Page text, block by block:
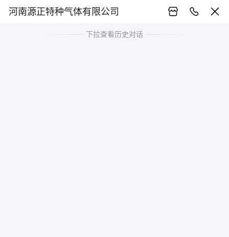
河南源正特种气体有限公司
下拉查看历史对话